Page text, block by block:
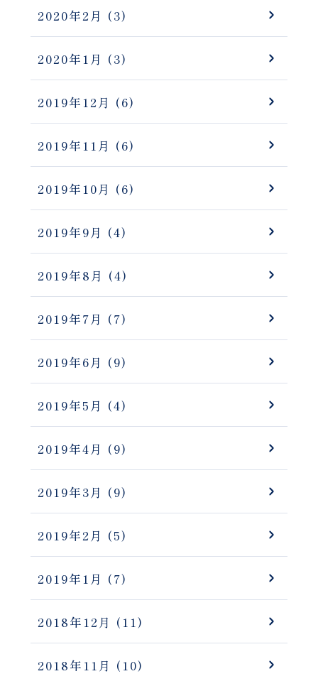
2020年2月 (3)
2020年1月 (3)
2019年12月 (6)
2019年11月 (6)
2019年10月 (6)
2019年9月 (4)
2019年8月 (4)
2019年7月 (7)
2019年6月 (9)
2019年5月 (4)
2019年4月 (9)
2019年3月 (9)
2019年2月 (5)
2019年1月 (7)
2018年12月 (11)
2018年11月 (10)